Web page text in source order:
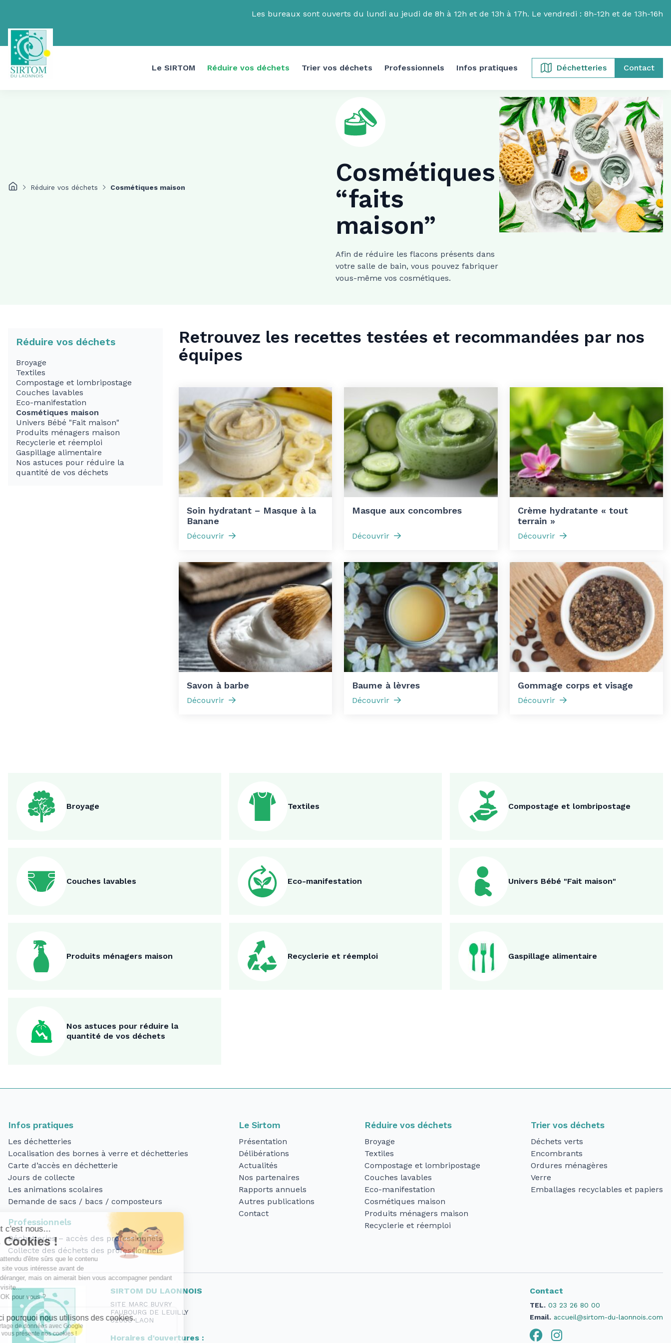
Les bureaux sont ouverts du lundi au jeudi de 8h à 12h et de 13h à 17h. Le vendredi : 8h-12h et de 13h-16h
Le SIRTOM Réduire vos déchets Trier vos déchets Professionnels Infos pratiques Déchetteries Contact
Réduire vos déchets Cosmétiques maison
Cosmétiques
“faits
maison”
Afin de réduire les flacons présents dans
votre salle de bain, vous pouvez fabriquer
vous-même vos cosmétiques.
Retrouvez les recettes testées et recommandées par nos
équipes
Soin hydratant – Masque à la
Banane
Découvrir
Masque aux concombres
Découvrir
Crème hydratante « tout
terrain »
Découvrir
Savon à barbe
Découvrir
Baume à lèvres
Découvrir
Gommage corps et visage
Découvrir
Réduire vos déchets
Broyage
Textiles
Compostage et lombripostage
Couches lavables
Eco-manifestation
Cosmétiques maison
Univers Bébé "Fait maison"
Produits ménagers maison
Recyclerie et réemploi
Gaspillage alimentaire
Nos astuces pour réduire la
quantité de vos déchets
Broyage Textiles Compostage et lombripostage
Couches lavables Eco-manifestation Univers Bébé "Fait maison"
Produits ménagers maison Recyclerie et réemploi Gaspillage alimentaire
Nos astuces pour réduire la
quantité de vos déchets
Infos pratiques
Les déchetteries
Localisation des bornes à verre et déchetteries
Carte d’accès en déchetterie
Jours de collecte
Les animations scolaires
Demande de sacs / bacs / composteurs
Professionnels
Déchetteries – accès des professionnels
Collecte des déchets des professionnels
Le Sirtom
Présentation
Délibérations
Actualités
Nos partenaires
Rapports annuels
Autres publications
Contact
Réduire vos déchets
Broyage
Textiles
Compostage et lombripostage
Couches lavables
Eco-manifestation
Cosmétiques maison
Produits ménagers maison
Recyclerie et réemploi
Trier vos déchets
Déchets verts
Encombrants
Ordures ménagères
Verre
Emballages recyclables et papiers
SIRTOM DU LAONNOIS
SITE MARC BUVRY
FAUBOURG DE LEUILLY
02000 LAON
Horaires d'ouvertures :
Contact
TEL. 03 23 26 80 00
Email. accueil@sirtom-du-laonnois.com